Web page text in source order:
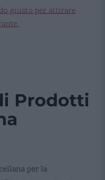
giusto per attirare
Prodotti
per la